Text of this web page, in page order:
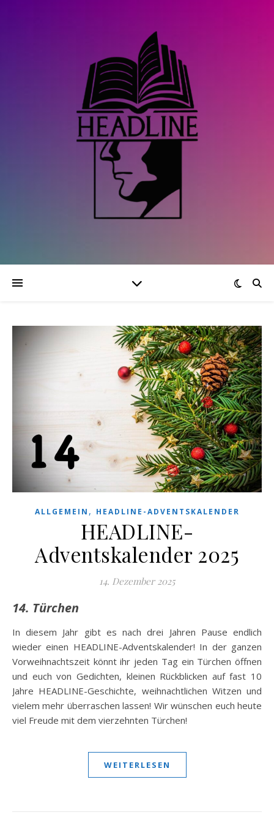
ALLGEMEIN , HEADLINE-ADVENTSKALENDER
HEADLINE-
Adventskalender 2025
14. Dezember 2025
14. Türchen
In diesem Jahr gibt es nach drei Jahren Pause endlich
wieder einen HEADLINE-Adventskalender! In der ganzen
Vorweihnachtszeit könnt ihr jeden Tag ein Türchen öffnen
und euch von Gedichten, kleinen Rückblicken auf fast 10
Jahre HEADLINE-Geschichte, weihnachtlichen Witzen und
vielem mehr überraschen lassen! Wir wünschen euch heute
viel Freude mit dem vierzehnten Türchen!
WEITERLESEN